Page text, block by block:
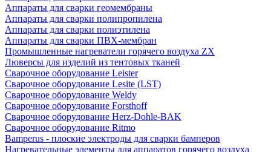
Аппараты для сварки геомембраны
Аппараты для сварки полипропилена
Аппараты для сварки полиэтилена
Аппараты для сварки ПВХ-мембран
Промышленные нагреватели горячего воздуха ZX
Люверсы для изделий из тентовых тканей
Сварочное оборудование Leister
Сварочное оборудование Lesite (LST)
Сварочное оборудование Weldy
Сварочное оборудование Forsthoff
Сварочное оборудование Herz-Dohle-BAK
Сварочное оборудование Ritmo
Bamperus - плоские электроды для сварки бамперов
Нагревательные элементы для аппаратов горячего воздуха